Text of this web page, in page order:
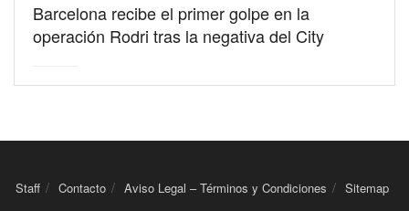
Barcelona recibe el primer golpe en la
operación Rodri tras la negativa del City
Staff Contacto Aviso Legal – Términos y Condiciones Sitemap